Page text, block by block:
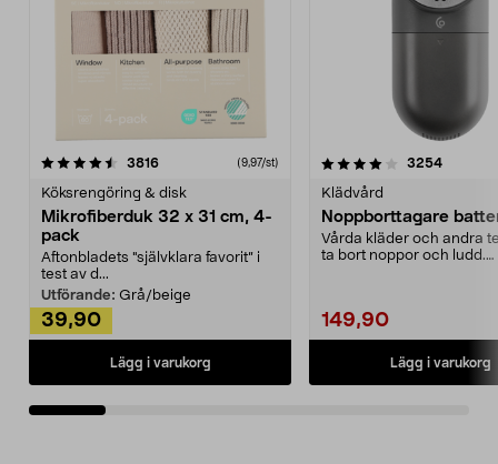
3816recensioner (9,97/st)
Köksrengöring & disk
Mikrofiberduk 32 x 31 cm, 4-
pack
Aftonbladets "självklara favorit” i
test av d...
Utförande: Grå/beige
39,90
Lägg i varukorg
4.0av 5 stjärnor 3254
Klädvård
Noppborttagare
Vårda kläder och andra
ta bort noppor och ludd.
149,90
Lägg i varukorg
4.5av 5 stjärnor